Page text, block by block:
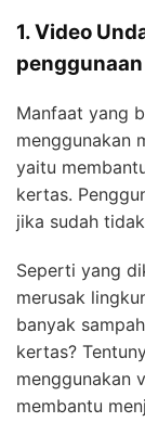
1. Video
Manfaat yang
menggunakan
yaitu
kertas.
jika sudah
Seperti yang
merusak
banyak
kertas?
menggunakan
membantu